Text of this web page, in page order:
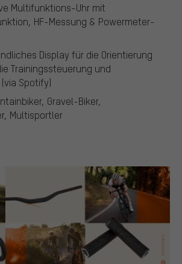
Multifunktions-Uhr mit
HF-Messung & Powermeter-
Display für die Orientierung
Trainingssteuerung und
Spotify)
Gravel-Biker,
Multisportler